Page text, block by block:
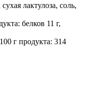
лактулоза, соль,
белков 11 г,
г продукта: 314